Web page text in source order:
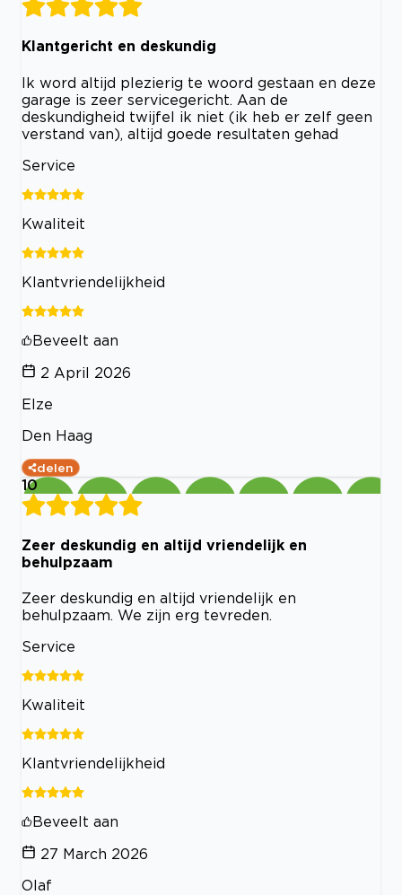
Klantgericht en deskundig
Ik word altijd plezierig te woord gestaan en deze
garage is zeer servicegericht. Aan de
deskundigheid twijfel ik niet (ik heb er zelf geen
verstand van), altijd goede resultaten gehad
Service
Kwaliteit
Klantvriendelijkheid
Beveelt aan
2 April 2026
Elze
Den Haag
delen
10
Zeer deskundig en altijd vriendelijk en
behulpzaam
Zeer deskundig en altijd vriendelijk en
behulpzaam. We zijn erg tevreden.
Service
Kwaliteit
Klantvriendelijkheid
Beveelt aan
27 March 2026
Olaf